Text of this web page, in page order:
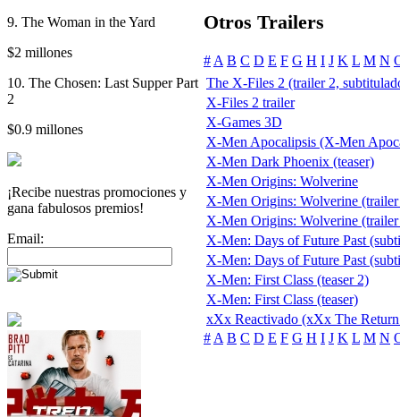
9. The Woman in the Yard
$2 millones
10. The Chosen: Last Supper Part
2
$0.9 millones
¡Recibe nuestras promociones y
gana fabulosos premios!
Email:
Otros Trailers
# A B C D E F G H I J K L M N
The X-Files 2 (trailer 2,
X-Files 2 trailer
X-Games 3D
X-Men Apocalipsis (X-Men
X-Men Dark Phoenix (teaser)
X-Men Origins: Wolverine
X-Men Origins: Wolverine
X-Men Origins: Wolverine
X-Men: Days of Future Past
X-Men: Days of Future Past
X-Men: First Class (teaser 2)
X-Men: First Class (teaser)
xXx Reactivado (xXx The
# A B C D E F G H I J K L M N